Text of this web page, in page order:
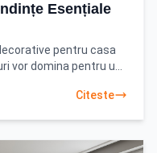
Esențiale
pentru casa
vor domina pentru un
Citeste